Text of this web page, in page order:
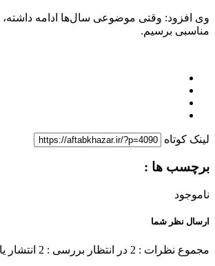
وی افزود: وقتی موضوعی سال‌ها ادامه داشته،
مناسبی برسیم.
لینک کوتاه
برچسب ها :
ناموجود
ارسال نظر شما
مجموع نظرات : 2 در انتظار بررسی : 2 انتشار